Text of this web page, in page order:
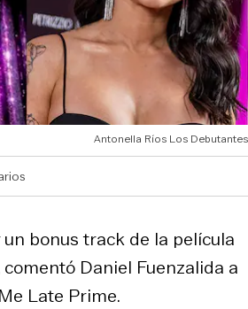
Antonella Ríos Los Debutantes
un bonus track de la película
comentó Daniel Fuenzalida a
Late Prime.